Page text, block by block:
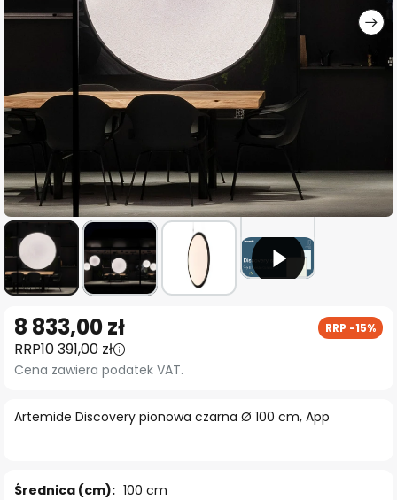
na
początek
galerii
Artemide Discovery pionowa czarna Ø 100 cm, App
8 833,00 zł RRP -15%
RRP10 391,00 zł
Cena zawiera podatek VAT.
Średnica (cm): 100 cm